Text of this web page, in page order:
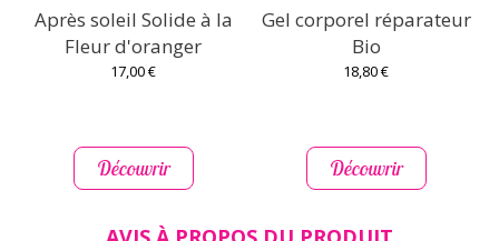
Après soleil Solide à la
Fleur d'oranger
17,00 €
Découvrir
Gel corporel réparateur
Bio
18,80 €
Découvrir